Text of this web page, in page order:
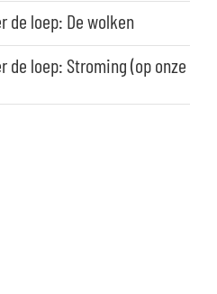
de loep: De wolken
de loep: Stroming (op onze